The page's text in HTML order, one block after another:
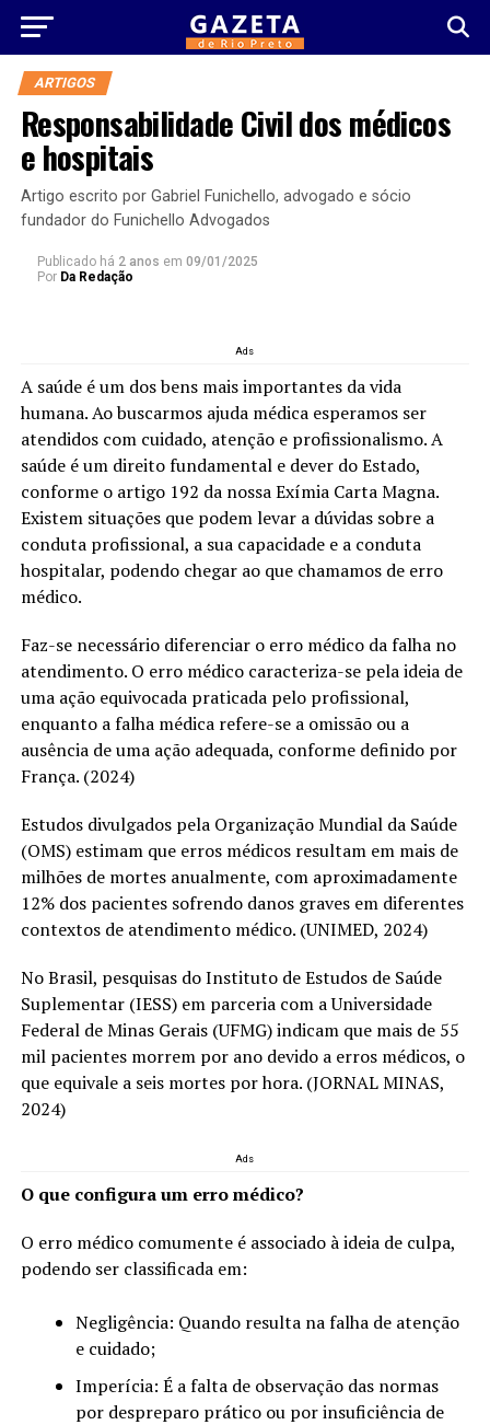
ARTIGOS
Responsabilidade Civil dos médicos
e hospitais
Artigo escrito por Gabriel Funichello, advogado e sócio
fundador do Funichello Advogados
Publicado há 2 anos em 09/01/2025
Por Da Redação
Ads
A saúde é um dos bens mais importantes da vida
humana. Ao buscarmos ajuda médica esperamos ser
atendidos com cuidado, atenção e profissionalismo. A
saúde é um direito fundamental e dever do Estado,
conforme o artigo 192 da nossa Exímia Carta Magna.
Existem situações que podem levar a dúvidas sobre a
conduta profissional, a sua capacidade e a conduta
hospitalar, podendo chegar ao que chamamos de erro
médico.
Faz-se necessário diferenciar o erro médico da falha no
atendimento. O erro médico caracteriza-se pela ideia de
uma ação equivocada praticada pelo profissional,
enquanto a falha médica refere-se a omissão ou a
ausência de uma ação adequada, conforme definido por
França. (2024)
Estudos divulgados pela Organização Mundial da Saúde
(OMS) estimam que erros médicos resultam em mais de
milhões de mortes anualmente, com aproximadamente
12% dos pacientes sofrendo danos graves em diferentes
contextos de atendimento médico. (UNIMED, 2024)
No Brasil, pesquisas do Instituto de Estudos de Saúde
Suplementar (IESS) em parceria com a Universidade
Federal de Minas Gerais (UFMG) indicam que mais de 55
mil pacientes morrem por ano devido a erros médicos, o
que equivale a seis mortes por hora. (JORNAL MINAS,
2024)
Ads
O que configura um erro médico?
O erro médico comumente é associado à ideia de culpa,
podendo ser classificada em:
Negligência: Quando resulta na falha de atenção
e cuidado;
Imperícia: É a falta de observação das normas
por despreparo prático ou por insuficiência de